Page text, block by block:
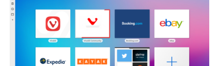
裝
Chrome